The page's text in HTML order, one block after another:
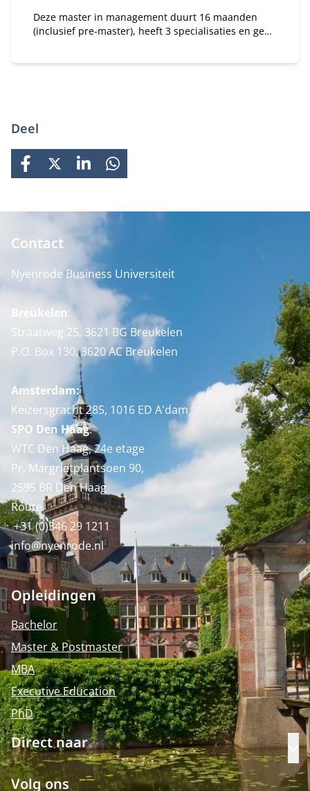
Deze master in management duurt 16 maanden
(inclusief pre-master), heeft 3 specialisaties en geeft
Deel
FACEBOOK
X LINKEDINWHATSAPP
Contact
Nyenrode Business Universiteit
Breukelen:
Straatweg 25, 3621 BG Breukelen
P.O. Box 130, 3620 AC Breukelen
Amsterdam:
Keizersgracht 285, 1016 ED A'dam
SPO Den Haag:
WTC Den Haag, 24e etage
Pr. Margrietplantsoen 90,
2595 BR Den Haag
Route
+31 (0)346 29 1211
info@nyenrode.nl
Opleidingen
Bachelor
Master & Postmaster
MBA
Executive Education
PhD
Direct naar
Volg ons